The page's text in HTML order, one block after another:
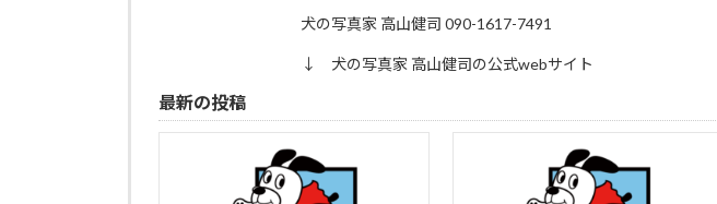
犬の写真家 高山健司 090-1617-7491
↓ 犬の写真家 高山健司の公式webサイト
最新の投稿